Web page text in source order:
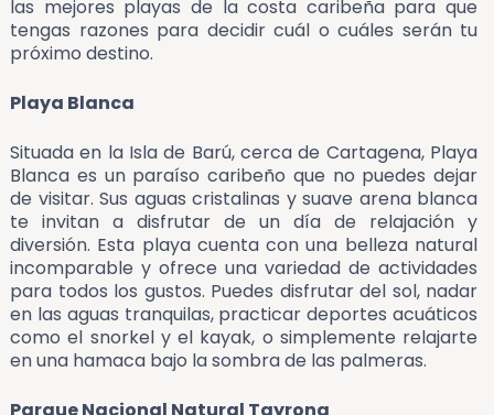
las mejores playas de la costa caribeña para que
tengas razones para decidir cuál o cuáles serán tu
próximo destino.
Playa Blanca
Situada en la Isla de Barú, cerca de Cartagena, Playa
Blanca es un paraíso caribeño que no puedes dejar
de visitar. Sus aguas cristalinas y suave arena blanca
te invitan a disfrutar de un día de relajación y
diversión. Esta playa cuenta con una belleza natural
incomparable y ofrece una variedad de actividades
para todos los gustos. Puedes disfrutar del sol, nadar
en las aguas tranquilas, practicar deportes acuáticos
como el snorkel y el kayak, o simplemente relajarte
en una hamaca bajo la sombra de las palmeras.